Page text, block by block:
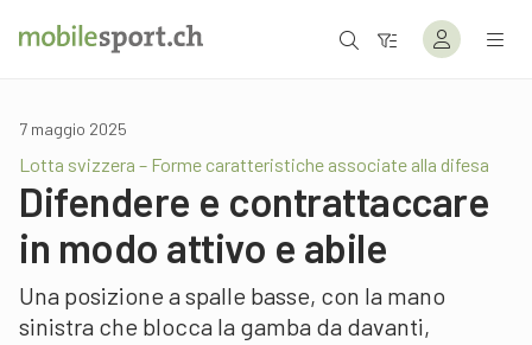
7 maggio 2025
Lotta svizzera – Forme caratteristiche associate alla difesa
Difendere e contrattaccare
in modo attivo e abile
Una posizione a spalle basse, con la mano
sinistra che blocca la gamba da davanti,